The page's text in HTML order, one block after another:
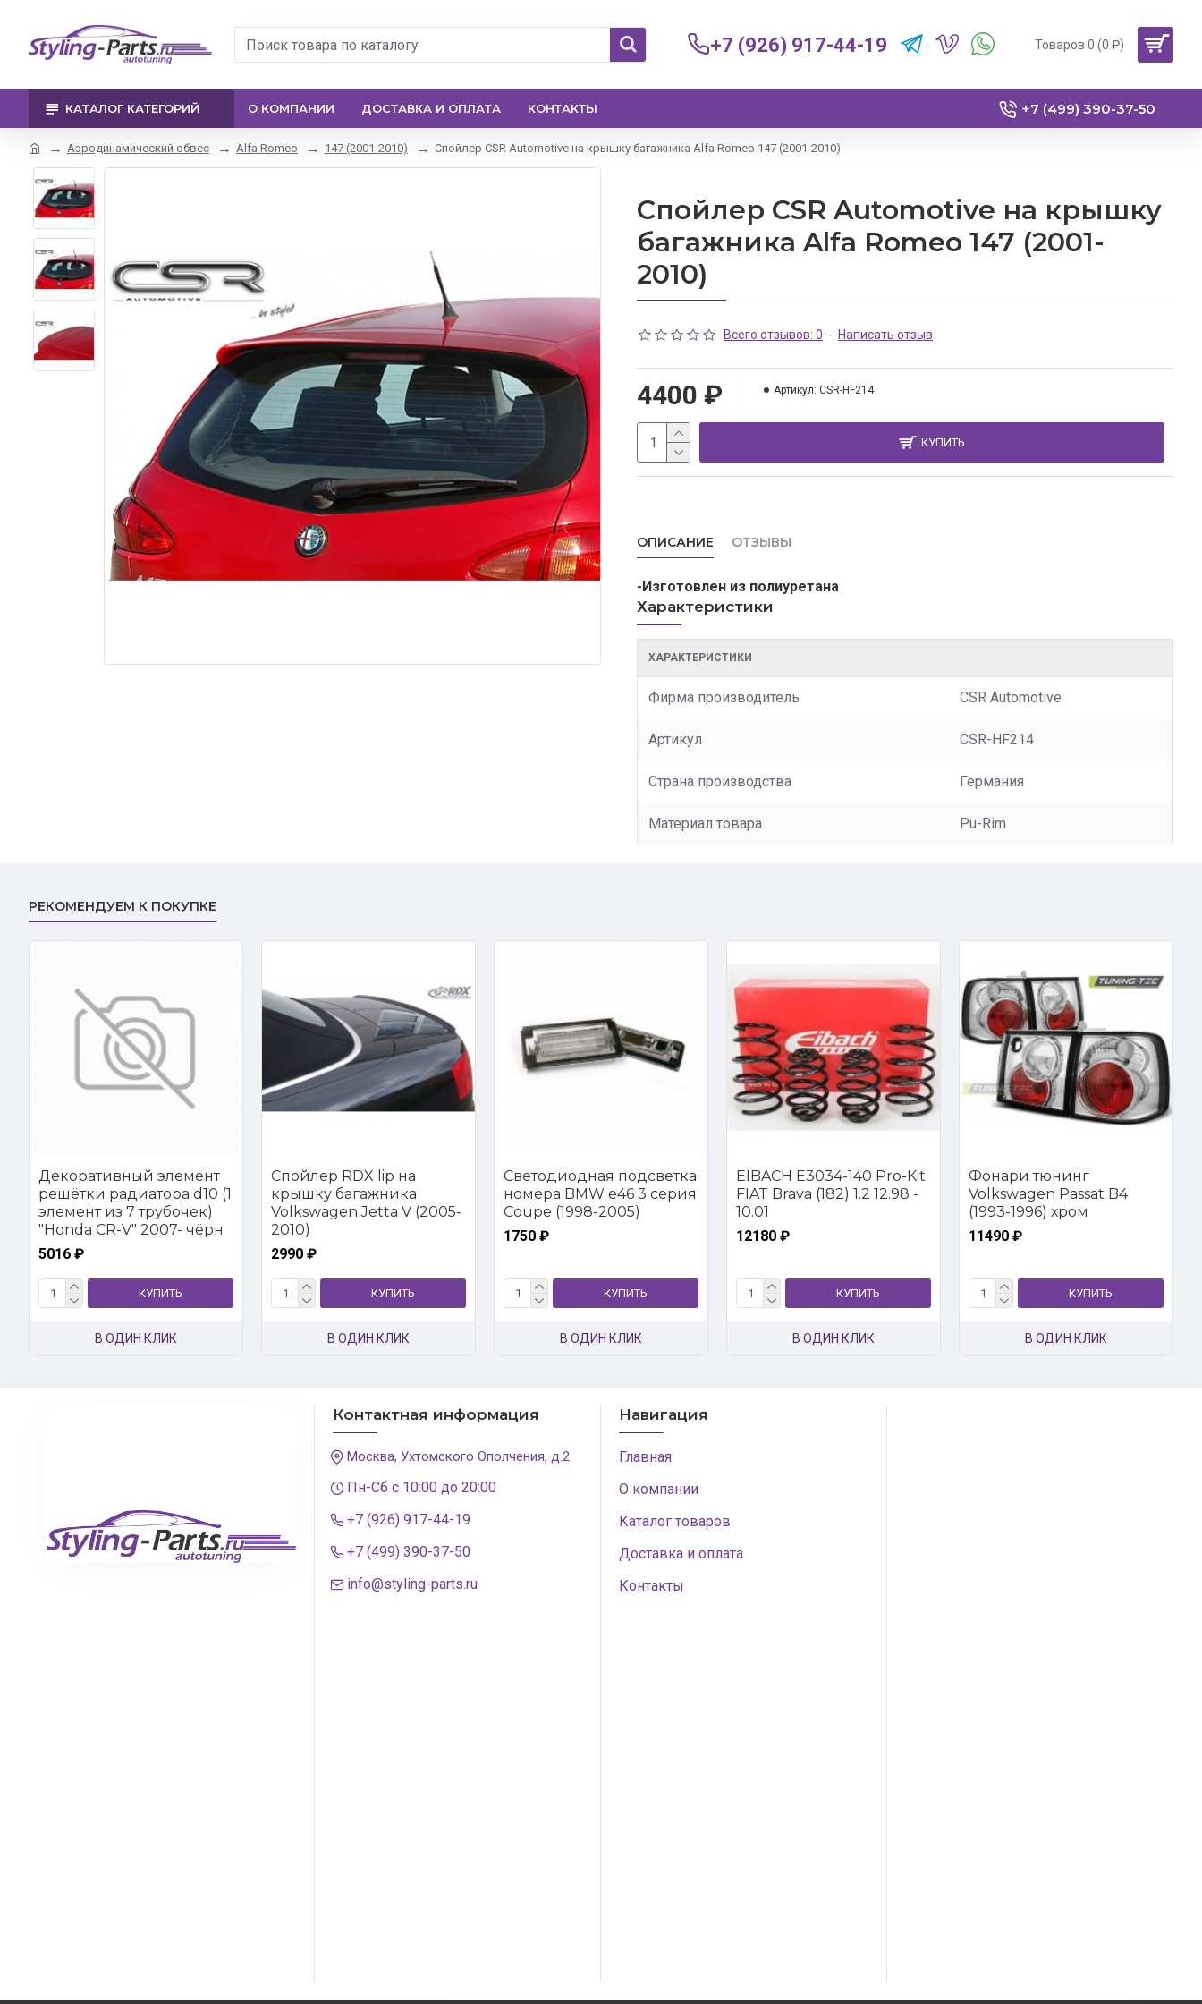
+7 (926) 917-44-19 Товаров 0 (0 ₽)
КАТАЛОГ КАТЕГОРИЙ О КОМПАНИИ ДОСТАВКА И ОПЛАТА КОНТАКТЫ +7 (499) 390-37-50
Аэродинамический обвес Alfa Romeo 147 (2001-2010) Спойлер CSR Automotive на крышку багажника Alfa Romeo 147 (2001-2010)
Спойлер CSR Automotive на крышку
багажника Alfa Romeo 147 (2001-
2010)
Всего отзывов: 0 - Написать отзыв
4400 ₽ Артикул: CSR-HF214
КУПИТЬ
ОПИСАНИЕ ОТЗЫВЫ
-Изготовлен из полиуретана
Характеристики
ХАРАКТЕРИСТИКИ
Фирма производитель CSR Automotive
Артикул CSR-HF214
Страна производства Германия
Материал товара Pu-Rim
РЕКОМЕНДУЕМ К ПОКУПКЕ
Декоративный элемент
решётки радиатора d10 (1
элемент из 7 трубочек)
"Honda CR-V" 2007- чёрн
5016 ₽
КУПИТЬ
В ОДИН КЛИК
Спойлер RDX lip на
крышку багажника
Volkswagen Jetta V (2005-
2010)
2990 ₽
КУПИТЬ
В ОДИН КЛИК
Светодиодная подсветка
номера BMW e46 3 серия
Coupe (1998-2005)
1750 ₽
КУПИТЬ
В ОДИН КЛИК
EIBACH E3034-140 Pro-Kit
FIAT Brava (182) 1.2 12.98 -
10.01
12180 ₽
КУПИТЬ
В ОДИН КЛИК
Фонари тюнинг
Volkswagen Passat B4
(1993-1996) хром
11490 ₽
КУПИТЬ
В ОДИН КЛИК
Контактная информация
Москва, Ухтомского Ополчения, д.2
Пн-Сб с 10:00 до 20:00
+7 (926) 917-44-19
+7 (499) 390-37-50
info@styling-parts.ru
Навигация
Главная
О компании
Каталог товаров
Доставка и оплата
Контакты